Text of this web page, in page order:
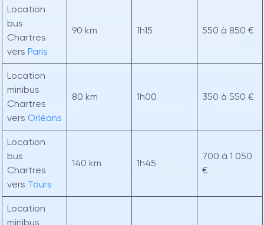
Location
bus
Chartres
vers Paris
90 km 1h15 550 à 850 €
Location
minibus
Chartres
vers Orléans
80 km 1h00 350 à 550 €
Location
bus
Chartres
vers Tours
140 km 1h45
700 à 1 050
€
Location
minibus